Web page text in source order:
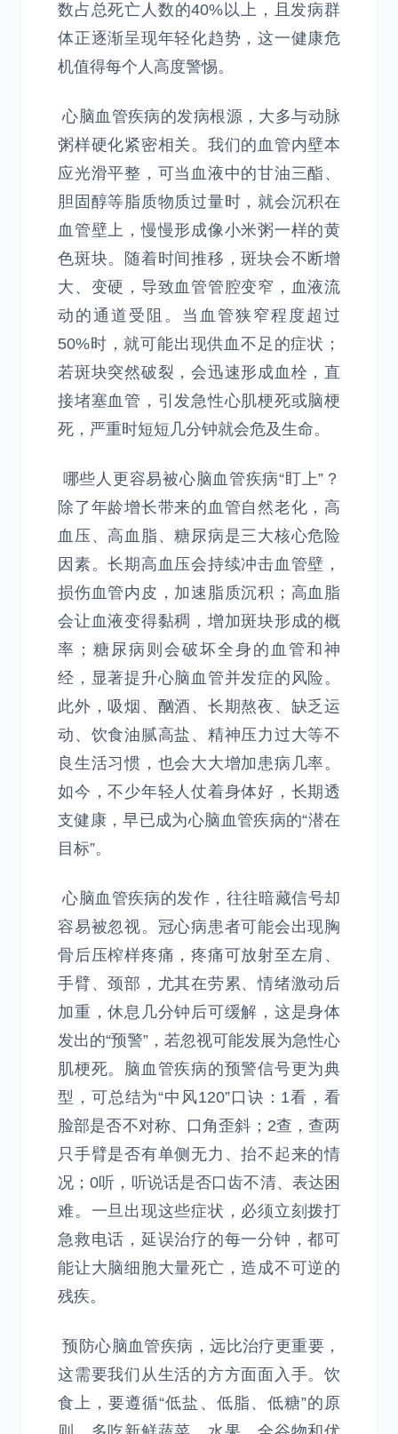
数占总死亡人数的40%以上，且发病群
体正逐渐呈现年轻化趋势，这一健康危
机值得每个人高度警惕。
心脑血管疾病的发病根源，大多与动脉
粥样硬化紧密相关。我们的血管内壁本
应光滑平整，可当血液中的甘油三酯、
胆固醇等脂质物质过量时，就会沉积在
血管壁上，慢慢形成像小米粥一样的黄
色斑块。随着时间推移，斑块会不断增
大、变硬，导致血管管腔变窄，血液流
动的通道受阻。当血管狭窄程度超过
50%时，就可能出现供血不足的症状；
若斑块突然破裂，会迅速形成血栓，直
接堵塞血管，引发急性心肌梗死或脑梗
死，严重时短短几分钟就会危及生命。
哪些人更容易被心脑血管疾病“盯上”？
除了年龄增长带来的血管自然老化，高
血压、高血脂、糖尿病是三大核心危险
因素。长期高血压会持续冲击血管壁，
损伤血管内皮，加速脂质沉积；高血脂
会让血液变得黏稠，增加斑块形成的概
率；糖尿病则会破坏全身的血管和神
经，显著提升心脑血管并发症的风险。
此外，吸烟、酗酒、长期熬夜、缺乏运
动、饮食油腻高盐、精神压力过大等不
良生活习惯，也会大大增加患病几率。
如今，不少年轻人仗着身体好，长期透
支健康，早已成为心脑血管疾病的“潜在
目标”。
心脑血管疾病的发作，往往暗藏信号却
容易被忽视。冠心病患者可能会出现胸
骨后压榨样疼痛，疼痛可放射至左肩、
手臂、颈部，尤其在劳累、情绪激动后
加重，休息几分钟后可缓解，这是身体
发出的“预警”，若忽视可能发展为急性心
肌梗死。脑血管疾病的预警信号更为典
型，可总结为“中风120”口诀：1看，看
脸部是否不对称、口角歪斜；2查，查两
只手臂是否有单侧无力、抬不起来的情
况；0听，听说话是否口齿不清、表达困
难。一旦出现这些症状，必须立刻拨打
急救电话，延误治疗的每一分钟，都可
能让大脑细胞大量死亡，造成不可逆的
残疾。
预防心脑血管疾病，远比治疗更重要，
这需要我们从生活的方方面面入手。饮
食上，要遵循“低盐、低脂、低糖”的原